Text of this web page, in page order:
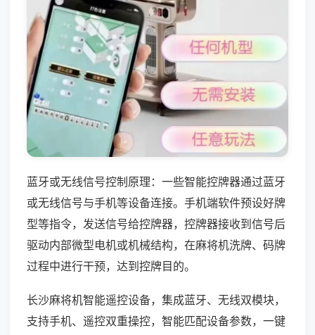
蓝牙或无线信号控制原理：一些智能控牌器通过蓝牙
或无线信号与手机等设备连接。手机端软件预设好牌
型等指令，发送信号给控牌器，控牌器接收到信号后
驱动内部微型电机或机械结构，在麻将机洗牌、码牌
过程中进行干预，达到控牌目的。
长沙麻将机智能遥控设备，集成蓝牙、无线双模块，
支持手机、遥控双重操控，智能匹配设备参数，一键